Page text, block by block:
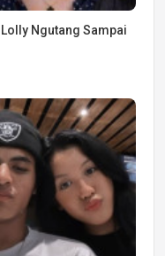
Ngutang Sampai